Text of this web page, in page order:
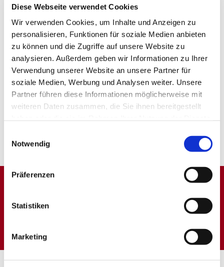
Diese Webseite verwendet Cookies
Wir verwenden Cookies, um Inhalte und Anzeigen zu
personalisieren, Funktionen für soziale Medien anbieten
zu können und die Zugriffe auf unsere Website zu
analysieren. Außerdem geben wir Informationen zu Ihrer
Verwendung unserer Website an unsere Partner für
soziale Medien, Werbung und Analysen weiter. Unsere
Partner führen diese Informationen möglicherweise mit
weiteren Daten zusammen, die Sie ihnen bereitgestellt
Notwendig
Präferenzen
Statistiken
Marketing
Dies könnte Sie auch